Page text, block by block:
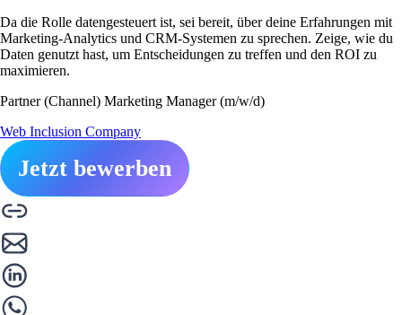
Da die Rolle datengesteuert ist, sei bereit, über deine Erfahrungen mit
Marketing-Analytics und CRM-Systemen zu sprechen. Zeige, wie du
Daten genutzt hast, um Entscheidungen zu treffen und den ROI zu
maximieren.
Partner (Channel) Marketing Manager (m/w/d)
Web Inclusion Company
Jetzt bewerben